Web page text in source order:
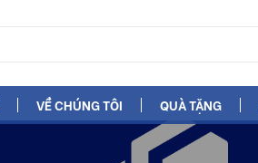
VỀ CHÚNG TÔI QUÀ TẶNG